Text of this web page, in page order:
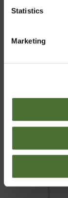
Statistics
Marketing